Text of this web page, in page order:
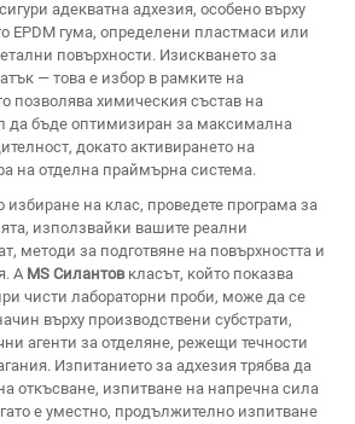
адекватна адхезия, особено върху
EPDM гума, определени пластмаси или
повърхности. Изискването за
— това е избор в рамките на
позволява химическия състав на
да бъде оптимизиран за максимална
докато активирането на
на отделна праймърна система.
избиране на клас, проведете програма за
използвайки вашите реални
методи за подготвяне на повърхността и
A MS Силантов класът, който показва
чисти лабораторни проби, може да се
върху производствени субстрати,
агенти за отделяне, режещи течности
Изпитанието за адхезия трябва да
откъсване, изпитване на напречна сила
е уместно, продължително изпитване